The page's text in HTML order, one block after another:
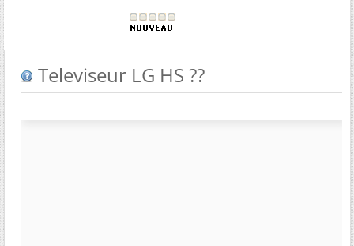
Televiseur LG HS ??